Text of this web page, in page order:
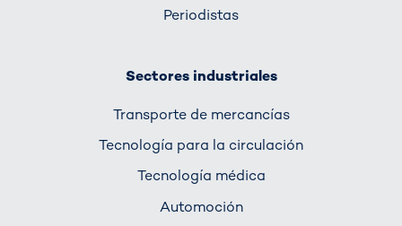
Periodistas
Sectores industriales
Transporte de mercancías
Tecnología para la circulación
Tecnología médica
Automoción